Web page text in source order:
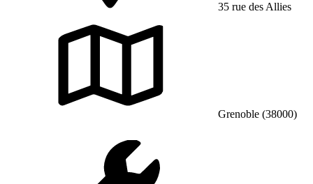
35 rue des Allies
Grenoble (38000)